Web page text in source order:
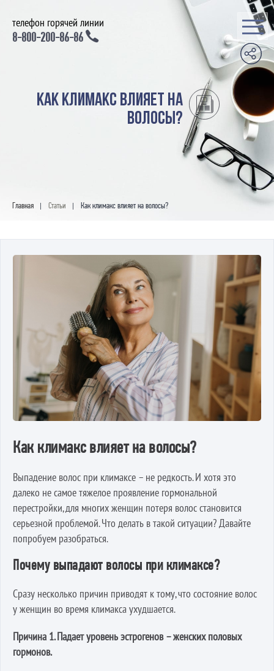
телефон горячей линии
8-800-200-86-86
Как климакс влияет на
волосы?
Главная Статьи Как климакс влияет на волосы?
Как климакс влияет на волосы?
Выпадение волос при климаксе – не редкость. И хотя это
далеко не самое тяжелое проявление гормональной
перестройки, для многих женщин потеря волос становится
серьезной проблемой. Что делать в такой ситуации? Давайте
попробуем разобраться.
Почему выпадают волосы при климаксе?
Сразу несколько причин приводят к тому, что состояние волос
у женщин во время климакса ухудшается.
Причина 1. Падает уровень эстрогенов – женских половых
гормонов.